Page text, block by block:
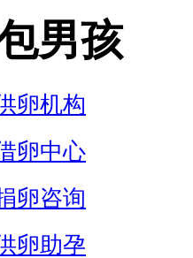
男孩
卵机构
卵中心
卵咨询
卵助孕